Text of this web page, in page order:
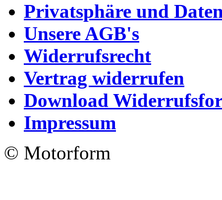
Privatsphäre und
Unsere AGB's
Widerrufsrecht
Vertrag widerrufen
Download
Impressum
© Motorform